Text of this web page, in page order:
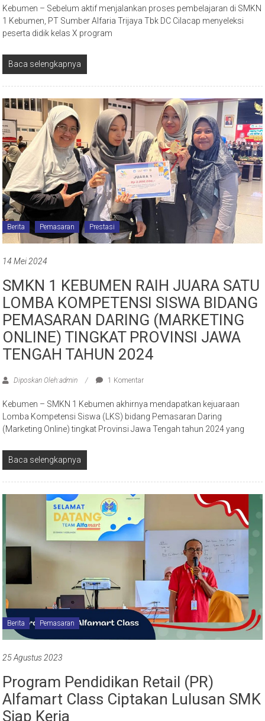
Kebumen – Sebelum aktif menjalankan proses pembelajaran di SMKN
1 Kebumen, PT Sumber Alfaria Trijaya Tbk DC Cilacap menyeleksi
peserta didik kelas X program
Baca selengkapnya
Berita Pemasaran Prestasi
14 Mei 2024
SMKN 1 KEBUMEN RAIH JUARA SATU
LOMBA KOMPETENSI SISWA BIDANG
PEMASARAN DARING (MARKETING
ONLINE) TINGKAT PROVINSI JAWA
TENGAH TAHUN 2024
Diposkan Oleh:admin 1 Komentar
Kebumen – SMKN 1 Kebumen akhirnya mendapatkan kejuaraan
Lomba Kompetensi Siswa (LKS) bidang Pemasaran Daring
(Marketing Online) tingkat Provinsi Jawa Tengah tahun 2024 yang
Baca selengkapnya
Berita Pemasaran
25 Agustus 2023
Program Pendidikan Retail (PR)
Alfamart Class Ciptakan Lulusan SMK
Siap Kerja